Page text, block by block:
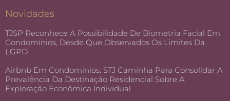
Novidades
TJSP Reconhece A Possibilidade De Biometria Facial Em
Condomínios, Desde Que Observados Os Limites Da
LGPD
Airbnb Em Condomínios: STJ Caminha Para Consolidar A
Prevalência Da Destinação Residencial Sobre A
Exploração Econômica Individual